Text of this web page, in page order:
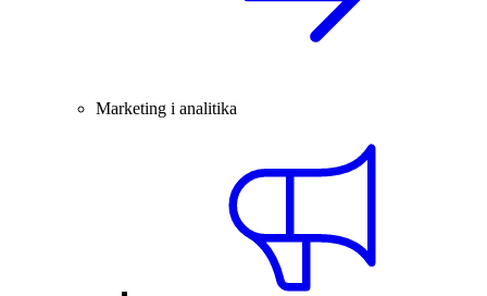
Marketing i analitika